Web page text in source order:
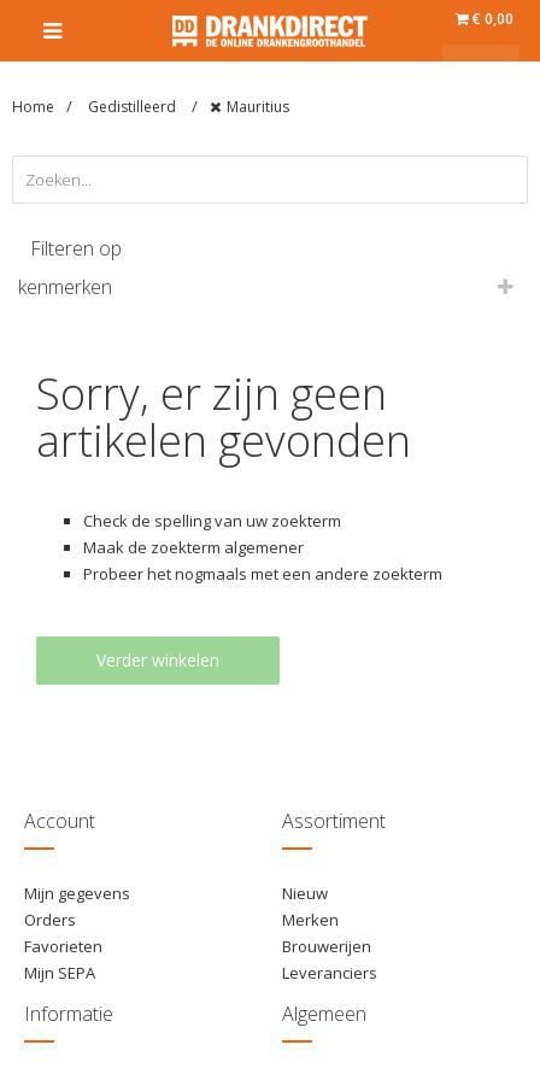
€ 0,00
Home Gedistilleerd Mauritius
Filteren op
kenmerken
Sorry, er zijn geen
artikelen gevonden
Check de spelling van uw zoekterm
Maak de zoekterm algemener
Probeer het nogmaals met een andere zoekterm
Verder winkelen
Account
Mijn gegevens
Orders
Favorieten
Mijn SEPA
Assortiment
Nieuw
Merken
Brouwerijen
Leveranciers
Informatie Algemeen